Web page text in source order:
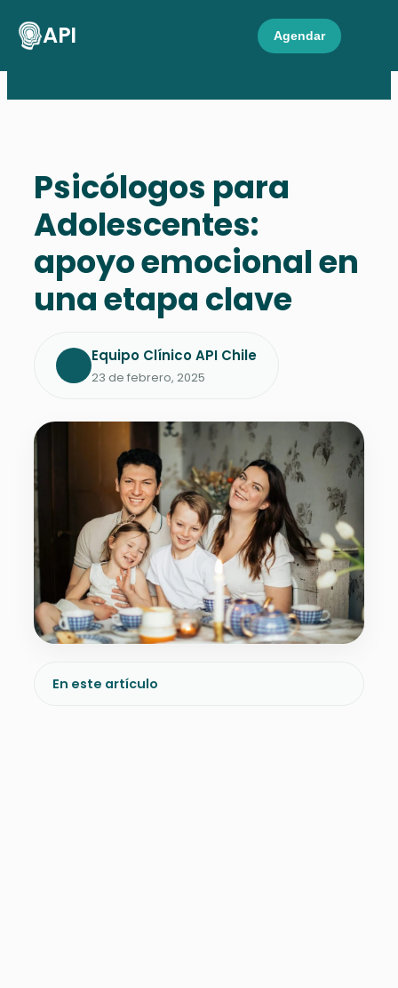
API Agendar
En este artículo
Psicólogos para
Adolescentes:
apoyo emocional en
una etapa clave
Equipo Clínico API Chile
23 de febrero, 2025